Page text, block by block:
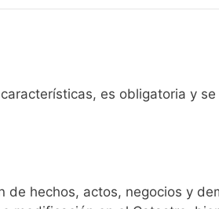
es obligatoria y
de hechos, actos, negocios y